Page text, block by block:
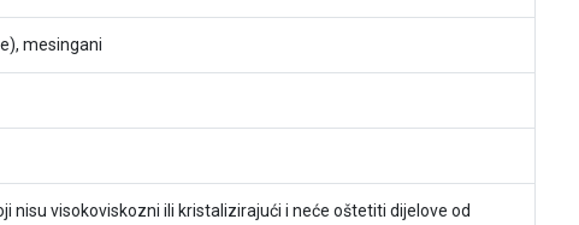
mesingani
nisu visokoviskozni ili kristalizirajući i neće oštetiti dijelove od